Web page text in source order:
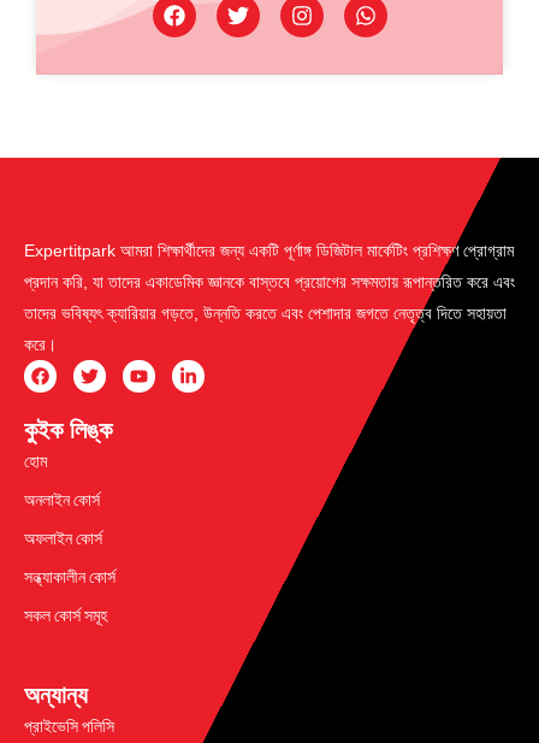
Expertitpark আমরা শিক্ষার্থীদের জন্য একটি পূর্ণাঙ্গ ডিজিটাল মার্কেটিং প্রশিক্ষণ প্রোগ্রাম
প্রদান করি, যা তাদের একাডেমিক জ্ঞানকে বাস্তবে প্রয়োগের সক্ষমতায় রূপান্তরিত করে এবং
তাদের ভবিষ্যৎ ক্যারিয়ার গড়তে, উন্নতি করতে এবং পেশাদার জগতে নেতৃত্ব দিতে সহায়তা
করে।
কুইক লিঙ্ক
হোম
অনলাইন কোর্স
অফলাইন কোর্স
সন্ধ্যাকালীন কোর্স
সকল কোর্স সমূহ
অন্যান্য
প্রাইভেসি পলিসি